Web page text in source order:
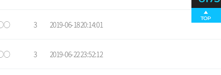
3 2019-06-18 20:14:01
3 2019-06-22 23:52:12